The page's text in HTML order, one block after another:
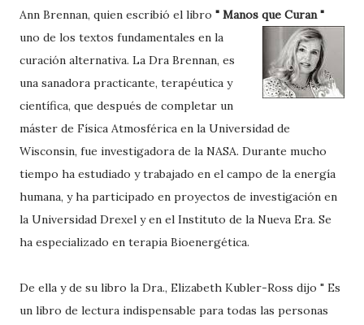
Ann Brennan, quien escribió el libro " Manos que Curan "
uno de los textos fundamentales en la
curación alternativa. La Dra Brennan, es
una sanadora practicante, terapéutica y
científica, que después de completar un
máster de Física Atmosférica en la Universidad de
Wisconsin, fue investigadora de la NASA. Durante mucho
tiempo ha estudiado y trabajado en el campo de la energía
humana, y ha participado en proyectos de investigación en
la Universidad Drexel y en el Instituto de la Nueva Era. Se
ha especializado en terapia Bioenergética.
De ella y de su libro la Dra., Elizabeth Kubler-Ross dijo " Es
un libro de lectura indispensable para todas las personas